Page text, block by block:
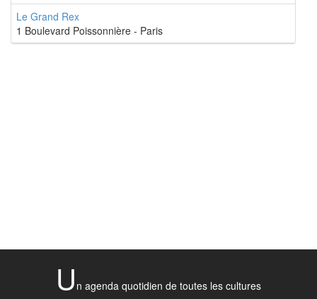
Le Grand Rex
1 Boulevard Poissonnière - Paris
U n agenda quotidien de toutes les cultures